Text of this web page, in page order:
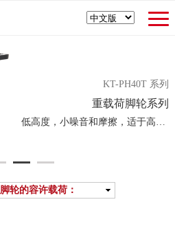
KT-PH40T 系列
重载荷脚轮系列
脚轮的容许载荷：